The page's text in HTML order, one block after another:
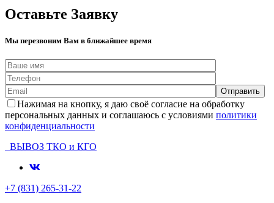
Оставьте Заявку
Мы перезвоним Вам в ближайшее время
Нажимая на кнопку, я даю своё согласие на обработку
персональных данных и соглашаюсь с условиями политики
конфиденциальности
ВЫВОЗ ТКО и КГО
+7 (831) 265-31-22